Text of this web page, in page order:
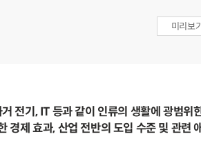
미리보기
전기, IT 등과 같이 인류의 생활에 광범위
경제 효과, 산업 전반의 도입 수준 및 관련